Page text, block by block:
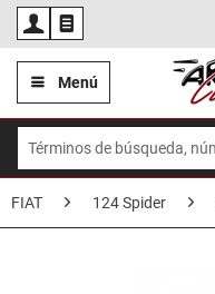
Menú
FIAT 124 Spider